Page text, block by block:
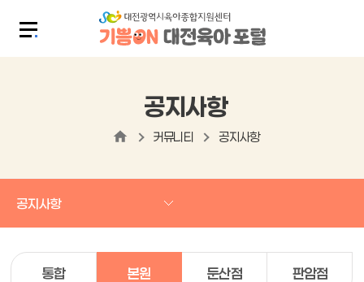
공지사항
커뮤니티 공지사항
공지사항
통합 본원 둔산점 판암점